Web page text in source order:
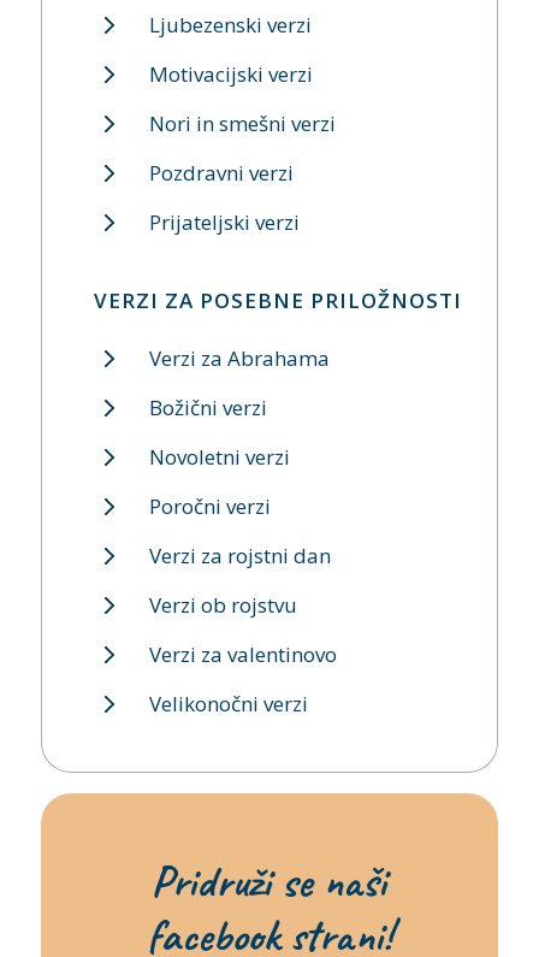
Ljubezenski verzi
Motivacijski verzi
Nori in smešni verzi
Pozdravni verzi
Prijateljski verzi
VERZI ZA POSEBNE PRILOŽNOSTI
Verzi za Abrahama
Božični verzi
Novoletni verzi
Poročni verzi
Verzi za rojstni dan
Verzi ob rojstvu
Verzi za valentinovo
Velikonočni verzi
Pridruži se naši
facebook strani!